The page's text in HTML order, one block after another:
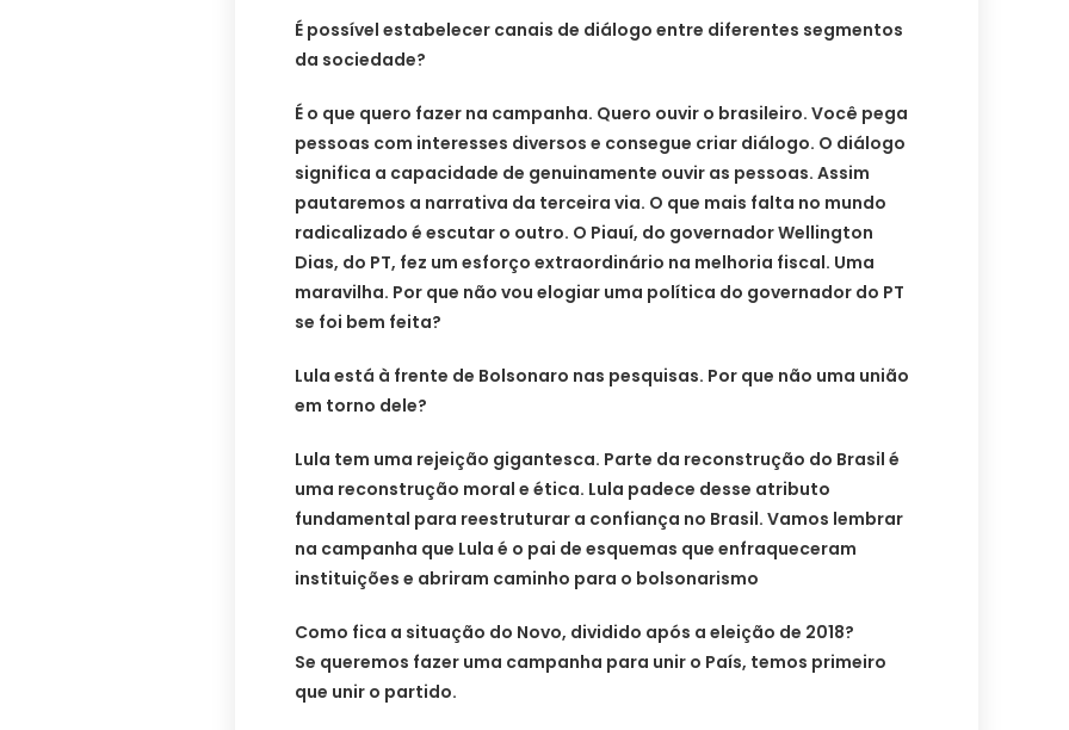
É possível estabelecer canais de diálogo entre diferentes segmentos
da sociedade?
É o que quero fazer na campanha. Quero ouvir o brasileiro. Você pega
pessoas com interesses diversos e consegue criar diálogo. O diálogo
significa a capacidade de genuinamente ouvir as pessoas. Assim
pautaremos a narrativa da terceira via. O que mais falta no mundo
radicalizado é escutar o outro. O Piauí, do governador Wellington
Dias, do PT, fez um esforço extraordinário na melhoria fiscal. Uma
maravilha. Por que não vou elogiar uma política do governador do PT
se foi bem feita?
Lula está à frente de Bolsonaro nas pesquisas. Por que não uma união
em torno dele?
Lula tem uma rejeição gigantesca. Parte da reconstrução do Brasil é
uma reconstrução moral e ética. Lula padece desse atributo
fundamental para reestruturar a confiança no Brasil. Vamos lembrar
na campanha que Lula é o pai de esquemas que enfraqueceram
instituições e abriram caminho para o bolsonarismo
Como fica a situação do Novo, dividido após a eleição de 2018?
Se queremos fazer uma campanha para unir o País, temos primeiro
que unir o partido.